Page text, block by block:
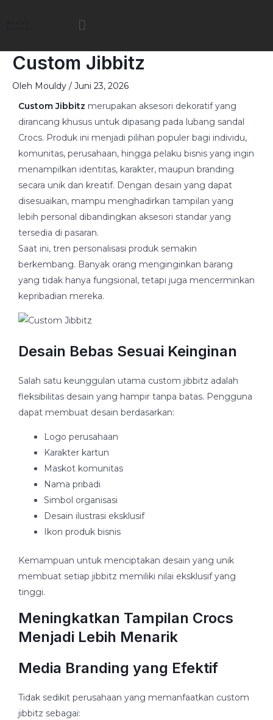
Menu
Custom Jibbitz
Oleh Mouldy / Juni 23, 2026
Custom Jibbitz merupakan aksesori dekoratif yang
dirancang khusus untuk dipasang pada lubang sandal
Crocs. Produk ini menjadi pilihan populer bagi individu,
komunitas, perusahaan, hingga pelaku bisnis yang ingin
menampilkan identitas, karakter, maupun branding
secara unik dan kreatif. Dengan desain yang dapat
disesuaikan, mampu menghadirkan tampilan yang
lebih personal dibandingkan aksesori standar yang
tersedia di pasaran.
Saat ini, tren personalisasi produk semakin
berkembang. Banyak orang menginginkan barang
yang tidak hanya fungsional, tetapi juga mencerminkan
kepribadian mereka.
Desain Bebas Sesuai Keinginan
Salah satu keunggulan utama custom jibbitz adalah
fleksibilitas desain yang hampir tanpa batas. Pengguna
dapat membuat desain berdasarkan:
Logo perusahaan
Karakter kartun
Maskot komunitas
Nama pribadi
Simbol organisasi
Desain ilustrasi eksklusif
Ikon produk bisnis
Kemampuan untuk menciptakan desain yang unik
membuat setiap jibbitz memiliki nilai eksklusif yang
tinggi.
Meningkatkan Tampilan Crocs
Menjadi Lebih Menarik
Media Branding yang Efektif
Tidak sedikit perusahaan yang memanfaatkan custom
jibbitz sebagai: